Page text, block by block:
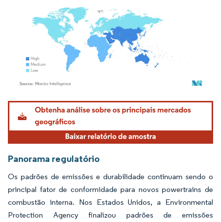
Imagem © Mordor Intelligence. O reuso requer atribuição conforme CC BY 4.0.
Panorama regulatório
Os padrões de emissões e durabilidade continuam sendo o
principal fator de conformidade para novos powertrains de
combustão interna. Nos Estados Unidos, a Environmental
Protection Agency finalizou padrões de emissões